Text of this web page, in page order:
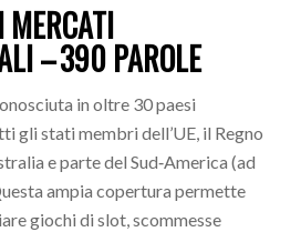
MERCATI
– 390 PAROLE
in oltre 30 paesi
gli stati membri dell’UE, il Regno
e parte del Sud‑America (ad
ampia copertura permette
giochi di slot, scommesse